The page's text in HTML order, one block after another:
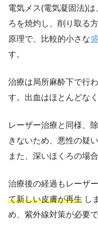
電気メス(電気凝固法)
ろを焼灼し、削り取る
原理で、比較的小さな
す。
治療は局所麻酔下で行わ
す。出血はほとんどな
レーザー治療と同様、
きないため、悪性の疑
また、深いほくろの場
治療後の経過もレーザ
て新しい皮膚が再生 し
め、紫外線対策が必要で